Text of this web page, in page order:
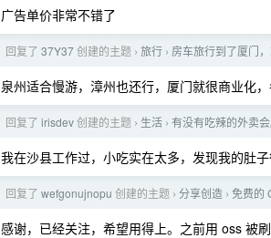
广告单价非常不错了
回复了 37Y37创建的主题 › 旅行 › 房车旅行到了厦门
泉州适合慢游，漳州也还行，厦门就很商业化
回复了 irisdev创建的主题 › 生活 › 有没有吃辣的外卖
我在沙县工作过，小吃实在太多，发现我的肚
回复了 wefgonujnopu 创建的主题 › 分享创造 › 免费的
感谢，已经关注，希望用得上。之前用 oss 被